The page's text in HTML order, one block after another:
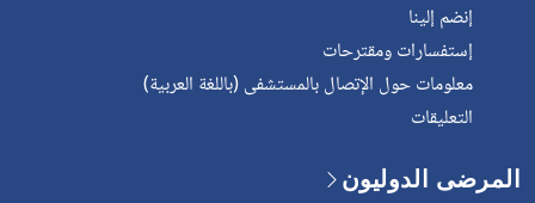
إنضم إلينا
إستفسارات ومقترحات
معلومات حول الإتصال بالمستشفى (باللغة العربية)
التعليقات
المرضى الدوليون